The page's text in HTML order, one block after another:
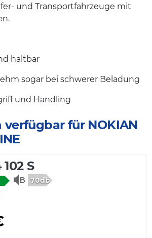
und Transportfahrzeuge mit
haltbar
sogar bei schwerer Beladung
und Handling
verfügbar für NOKIAN
102 S
70db